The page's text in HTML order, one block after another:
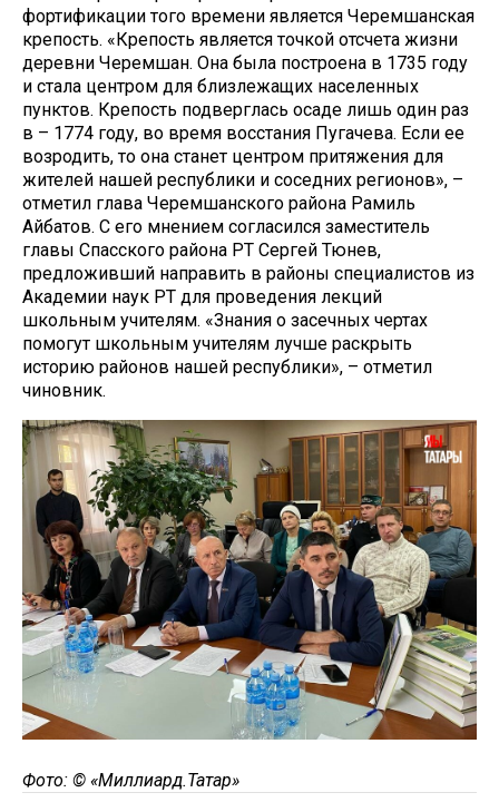
фортификации того времени является Черемшанская
крепость. «Крепость является точкой отсчета жизни
деревни Черемшан. Она была построена в 1735 году
и стала центром для близлежащих населенных
пунктов. Крепость подверглась осаде лишь один раз
в – 1774 году, во время восстания Пугачева. Если ее
возродить, то она станет центром притяжения для
жителей нашей республики и соседних регионов», –
отметил глава Черемшанского района Рамиль
Айбатов. С его мнением согласился заместитель
главы Спасского района РТ Сергей Тюнев,
предложивший направить в районы специалистов из
Академии наук РТ для проведения лекций
школьным учителям. «Знания о засечных чертах
помогут школьным учителям лучше раскрыть
историю районов нашей республики», – отметил
чиновник.
Фото: © «Миллиард.Татар»